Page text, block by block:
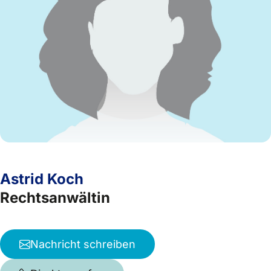
Astrid Koch
Rechtsanwältin
Nachricht schreiben